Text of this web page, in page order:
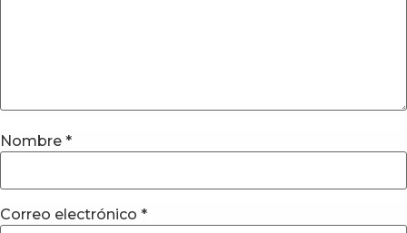
Nombre *
Correo electrónico *